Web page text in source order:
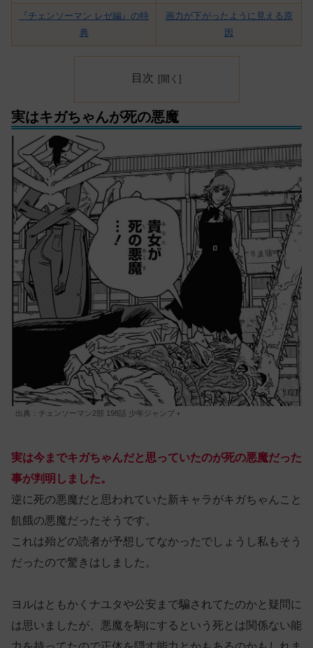
『チェンソーマン レゼ編』の特
典
画力が下がったように見える原
因
目次
実はキガちゃんが死の悪魔
出典：チェンソーマン2部 198話 少年ジャンプ＋
実は今までキガちゃんだと思っていたのが死の悪魔だった
事が判明しました。
逆に死の悪魔だと思われていた新キャラがキガちゃんこと
飢餓の悪魔だったそうです。
これは殆どの読者が予想してなかったでしょうし私もそう
だったので驚きはしました。
ヨルはともかくナユタや公安まで騙されてたのかと疑問に
は思いましたが、悪魔を駒にするという死とは関係ない能